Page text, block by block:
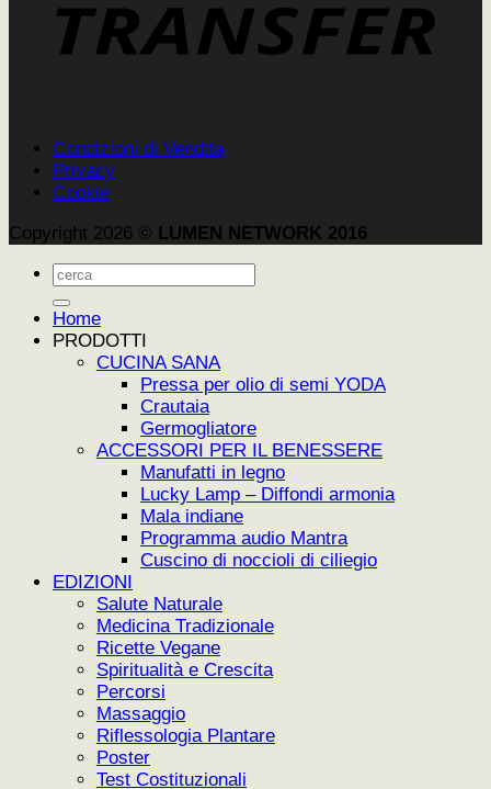
Condizioni di Vendita
Privacy
Cookie
Copyright 2026 © LUMEN NETWORK 2016
Cerca:
Home
PRODOTTI
CUCINA SANA
Pressa per olio di semi YODA
Crautaia
Germogliatore
ACCESSORI PER IL BENESSERE
Manufatti in legno
Lucky Lamp – Diffondi armonia
Mala indiane
Programma audio Mantra
Cuscino di noccioli di ciliegio
EDIZIONI
Salute Naturale
Medicina Tradizionale
Ricette Vegane
Spiritualità e Crescita
Percorsi
Massaggio
Riflessologia Plantare
Poster
Test Costituzionali